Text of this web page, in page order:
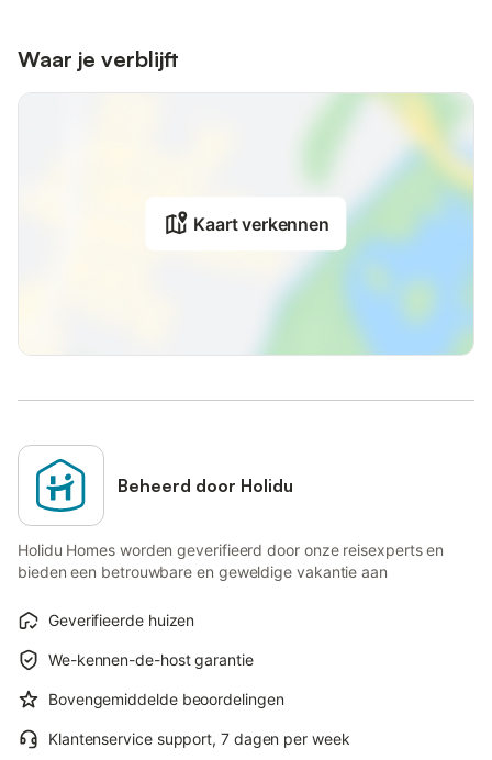
Waar je verblijft
Kaart verkennen
Beheerd door Holidu
Holidu Homes worden geverifieerd door onze reisexperts en
bieden een betrouwbare en geweldige vakantie aan
Geverifieerde huizen
We-kennen-de-host garantie
Bovengemiddelde beoordelingen
Klantenservice support, 7 dagen per week